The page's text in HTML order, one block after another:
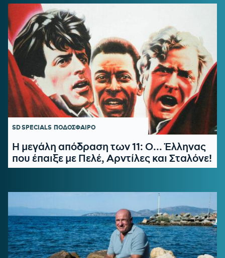
SD SPECIALS ΠΟΔΟΣΦΑΙΡΟ
Η μεγάλη απόδραση των 11: Ο... Έλληνας
που έπαιξε με Πελέ, Αρντίλες και Σταλόνε!